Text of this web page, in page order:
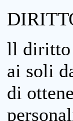
ll diritto
ai soli
di